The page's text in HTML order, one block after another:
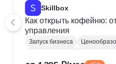
Skillbox
Как открыть кофейню:
управления
Запуск бизнеса